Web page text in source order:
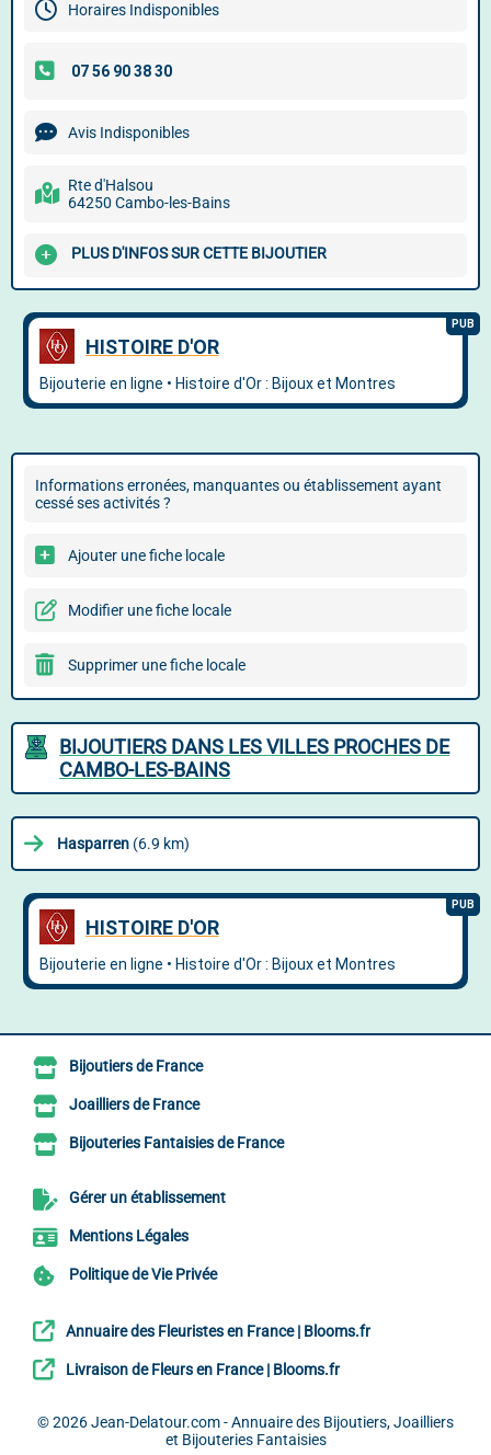
Horaires Indisponibles
Avis Indisponibles
Rte d'Halsou
64250 Cambo-les-Bains
PLUS D'INFOS SUR CETTE BIJOUTIER
Informations erronées, manquantes ou établissement ayant
cessé ses activités ?
Ajouter une fiche locale
Modifier une fiche locale
Supprimer une fiche locale
BIJOUTIERS DANS LES VILLES PROCHES DE
CAMBO-LES-BAINS
Hasparren (6.9 km)
Bijoutiers de France
Joailliers de France
Bijouteries Fantaisies de France
Gérer un établissement
Mentions Légales
Politique de Vie Privée
Annuaire des Fleuristes en France | Blooms.fr
Livraison de Fleurs en France | Blooms.fr
© 2026Jean-Delatour.com - Annuaire des Bijoutiers, Joailliers
et Bijouteries Fantaisies